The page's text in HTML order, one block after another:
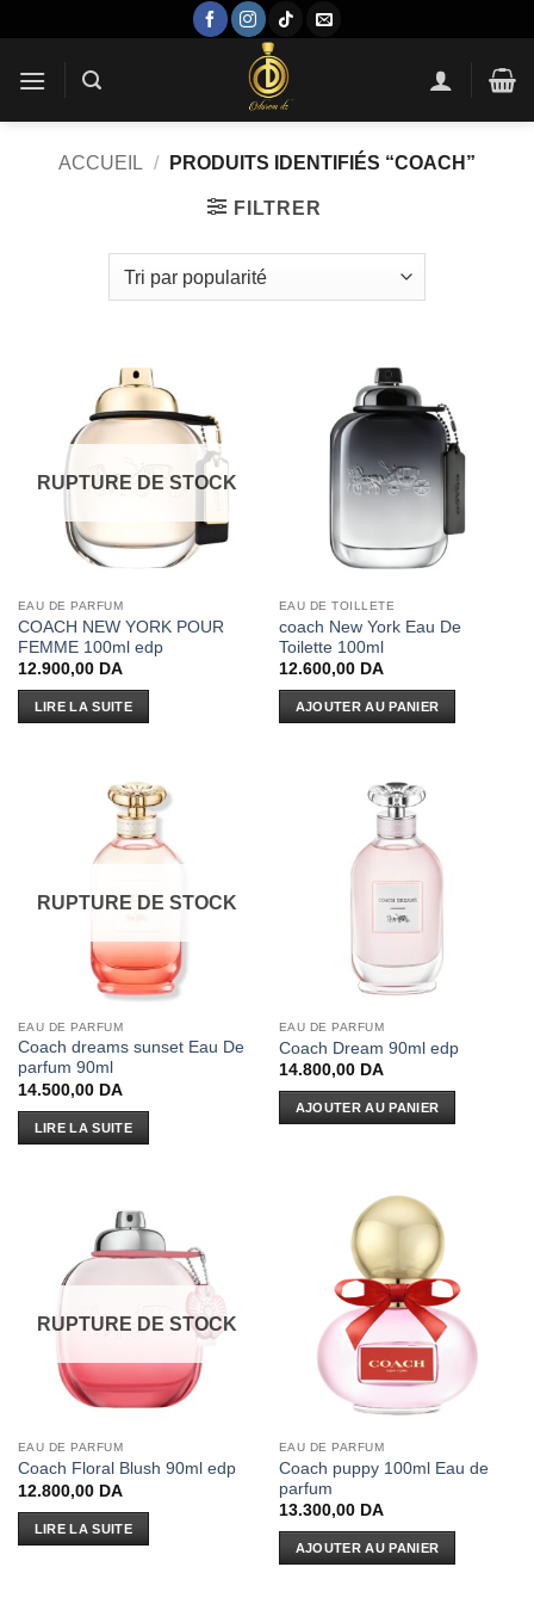
contenu
ACCUEIL / PRODUITS IDENTIFIÉS “COACH”
FILTRER
RUPTURE DE STOCK
EAU DE PARFUM
COACH NEW YORK POUR
FEMME 100ml edp
12.900,00 DA
LIRE LA SUITE
EAU DE TOILLETE
coach New York Eau De
Toilette 100ml
12.600,00 DA
AJOUTER AU PANIER
RUPTURE DE STOCK
EAU DE PARFUM
Coach dreams sunset Eau De
parfum 90ml
14.500,00 DA
LIRE LA SUITE
EAU DE PARFUM
Coach Dream 90ml edp
14.800,00 DA
AJOUTER AU PANIER
RUPTURE DE STOCK
EAU DE PARFUM
Coach Floral Blush 90ml edp
12.800,00 DA
LIRE LA SUITE
EAU DE PARFUM
Coach puppy 100ml Eau de
parfum
13.300,00 DA
AJOUTER AU PANIER